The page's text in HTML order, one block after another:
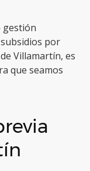
gestión
por
Villamartín, es
que seamos